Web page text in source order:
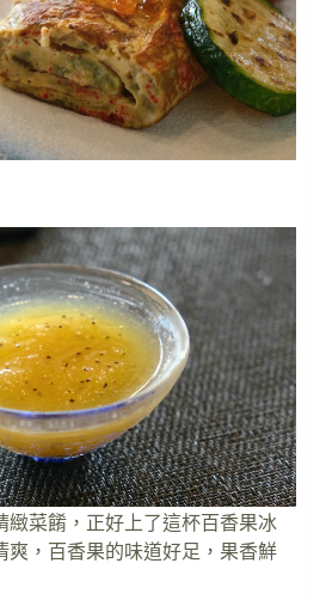
緻菜餚，正好上了這杯百香果冰
爽，百香果的味道好足，果香鮮